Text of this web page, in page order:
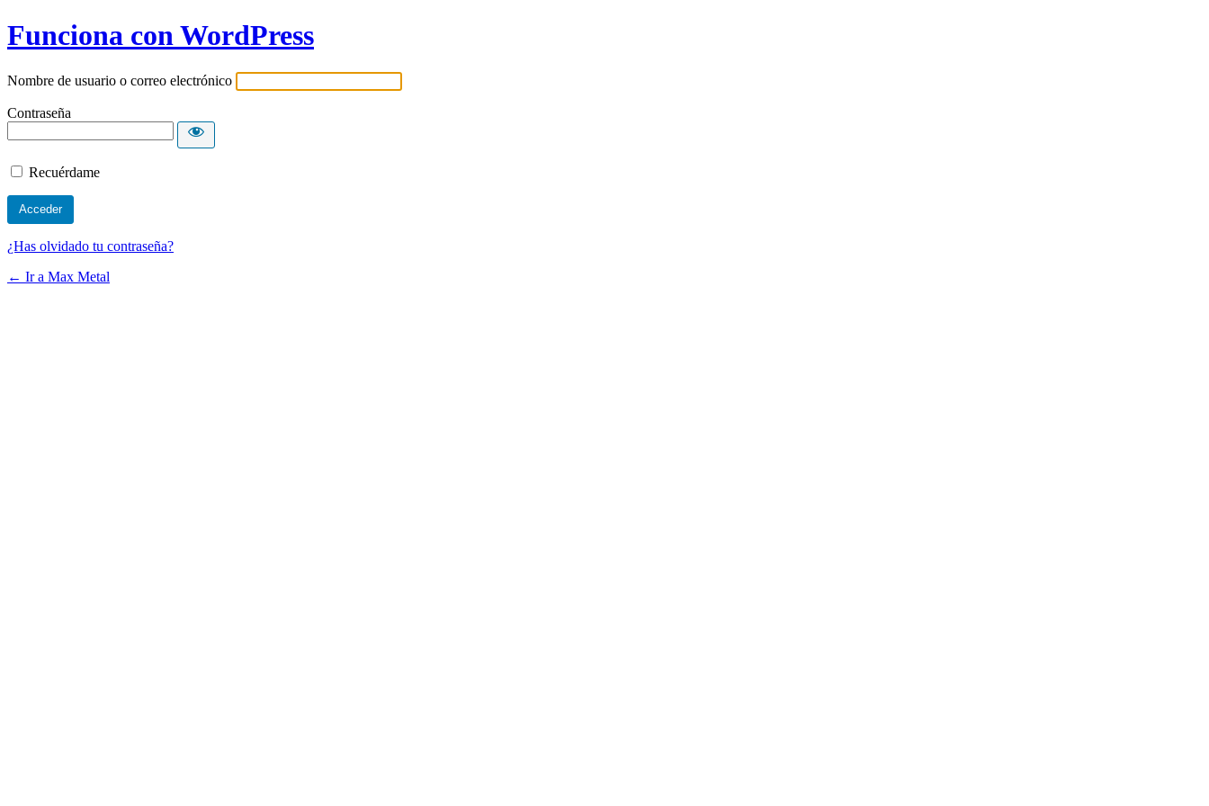
Funciona con WordPress
Nombre de usuario o correo electrónico
Contraseña
Recuérdame
¿Has olvidado tu contraseña?
← Ir a Max Metal